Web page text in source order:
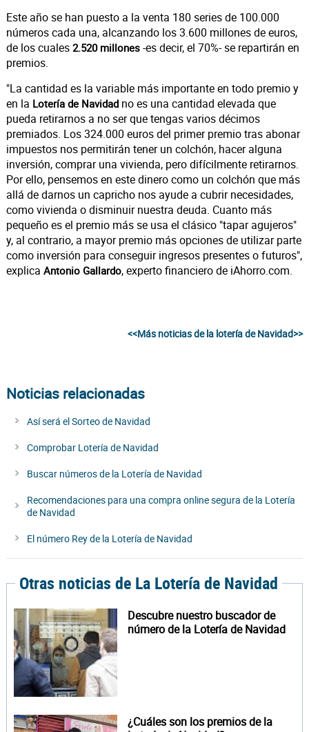
Este año se han puesto a la venta 180 series de 100.000
números cada una, alcanzando los 3.600 millones de euros,
de los cuales 2.520 millones-es decir, el 70%- se repartirán en
premios.
"La cantidad es la variable más importante en todo premio y
en la Lotería de Navidadno es una cantidad elevada que
pueda retirarnos a no ser que tengas varios décimos
premiados. Los 324.000 euros del primer premio tras abonar
impuestos nos permitirán tener un colchón, hacer alguna
inversión, comprar una vivienda, pero difícilmente retirarnos.
Por ello, pensemos en este dinero como un colchón que más
allá de darnos un capricho nos ayude a cubrir necesidades,
como vivienda o disminuir nuestra deuda. Cuanto más
pequeño es el premio más se usa el clásico "tapar agujeros"
y, al contrario, a mayor premio más opciones de utilizar parte
como inversión para conseguir ingresos presentes o futuros",
explica Antonio Gallardo, experto financiero de iAhorro.com.
<<Más noticias de la lotería de Navidad>>
Noticias relacionadas
Así será el Sorteo de Navidad
Comprobar Lotería de Navidad
Buscar números de la Lotería de Navidad
Recomendaciones para una compra online segura de la Lotería
de Navidad
El número Rey de la Lotería de Navidad
Otras noticias de La Lotería de Navidad
Descubre nuestro buscador de
número de la Lotería de Navidad
¿Cuáles son los premios de la